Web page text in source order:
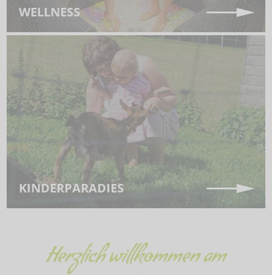
WELLNESS
KINDERPARADIES
Herzlich willkommen am